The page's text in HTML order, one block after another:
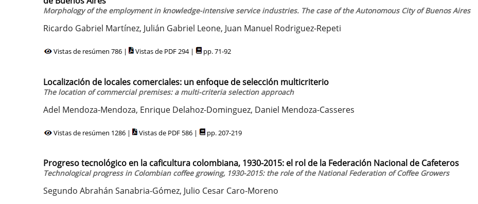
Morphology of the employment in knowledge-intensive service industries. The case of the Autonomous City of Buenos Aires
Ricardo Gabriel Martínez, Julián Gabriel Leone, Juan Manuel Rodriguez-Repeti
Vistas de resúmen 786 | Vistas de PDF 294 | pp. 71-92
Localización de locales comerciales: un enfoque de selección multicriterio
The location of commercial premises: a multi-criteria selection approach
Adel Mendoza-Mendoza, Enrique Delahoz-Dominguez, Daniel Mendoza-Casseres
Vistas de resúmen 1286 | Vistas de PDF 586 | pp. 207-219
Progreso tecnológico en la caficultura colombiana, 1930-2015: el rol de la Federación Nacional de Cafeteros
Technological progress in Colombian coffee growing, 1930-2015: the role of the National Federation of Coffee Growers
Segundo Abrahán Sanabria-Gómez, Julio Cesar Caro-Moreno